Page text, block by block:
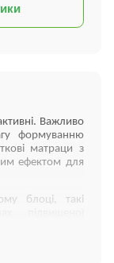
Важливо
формуванню
матраци з
ефектом для
блоці, такі
тиск
анатомічну